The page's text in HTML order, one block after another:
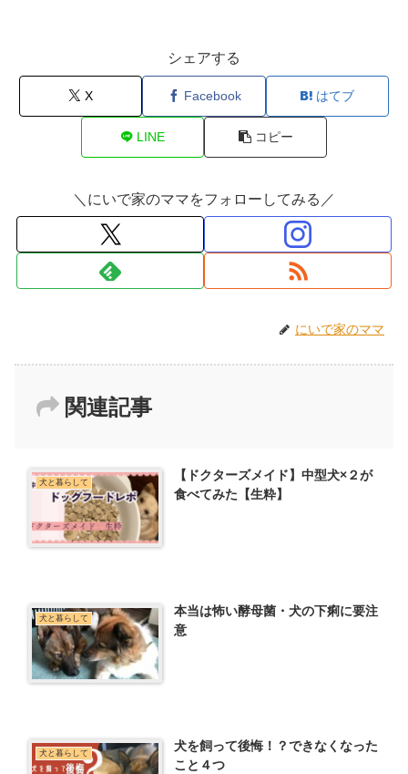
シェアする
X Facebook はてブ
LINE コピー
＼にいで家のママをフォローしてみる／
にいで家のママ
関連記事
犬と暮らして
【ドクターズメイド】中型犬×２が
食べてみた【生粋】
犬と暮らして
本当は怖い酵母菌・犬の下痢に要注
意
犬と暮らして
犬を飼って後悔！？できなくなった
こと４つ